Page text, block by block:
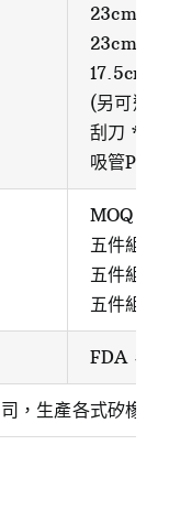
23cm 加
23cm 珍
17.5cm
(另可選
刮刀 * 1
吸管PVC
MOQ：
五件組
五件組
五件組
FDA，
，生產各式矽橡